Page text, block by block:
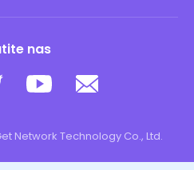
nas
Network Technology Co., Ltd.